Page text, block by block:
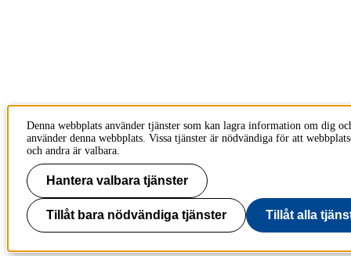
Denna webbplats använder tjänster som kan lagra information om dig
använder denna webbplats. Vissa tjänster är nödvändiga för att
och andra är valbara.
Hantera valbara tjänster
Tillåt bara nödvändiga tjänster Tillåt alla